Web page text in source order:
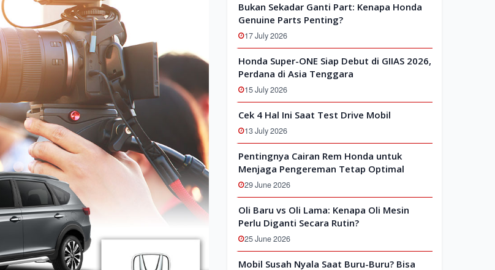
Bukan Sekadar Ganti Part: Kenapa Honda
Genuine Parts Penting?
17 July 2026
Honda Super-ONE Siap Debut di GIIAS 2026,
Perdana di Asia Tenggara
15 July 2026
Cek 4 Hal Ini Saat Test Drive Mobil
13 July 2026
Pentingnya Cairan Rem Honda untuk
Menjaga Pengereman Tetap Optimal
29 June 2026
Oli Baru vs Oli Lama: Kenapa Oli Mesin
Perlu Diganti Secara Rutin?
25 June 2026
Mobil Susah Nyala Saat Buru-Buru? Bisa